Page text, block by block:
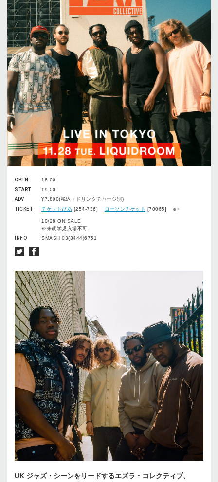
OPEN
18:00
START
19:00
ADV
¥7,800(税込・ドリンクチャージ別)
TICKET
チケットぴあ [254-736] ローソンチケット [70065] e+
10/28 ON SALE
※未就学児入場不可
INFO
SMASH 03(3444)6751
UK ジャズ・シーンをリードするエズラ・コレクティブ、